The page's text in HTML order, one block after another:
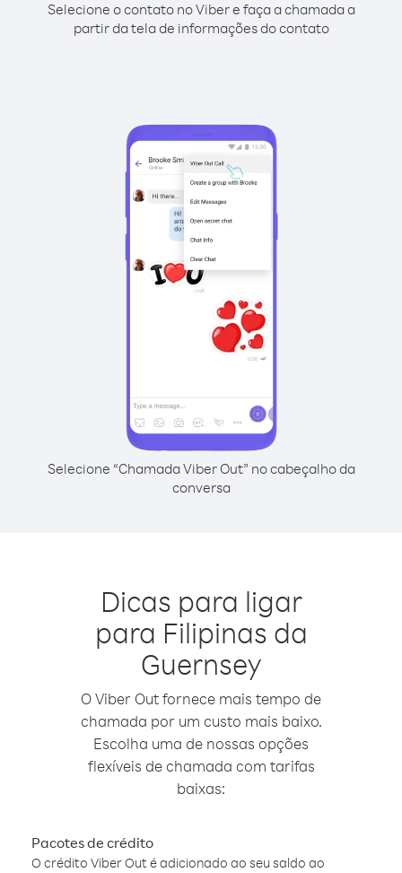
Selecione o contato no Viber e faça a chamada a
partir da tela de informações do contato
Selecione “Chamada Viber Out” no cabeçalho da
conversa
Dicas para ligar
para Filipinas da
Guernsey
O Viber Out fornece mais tempo de
chamada por um custo mais baixo.
Escolha uma de nossas opções
flexíveis de chamada com tarifas
baixas:
Pacotes de crédito
O crédito Viber Out é adicionado ao seu saldo ao